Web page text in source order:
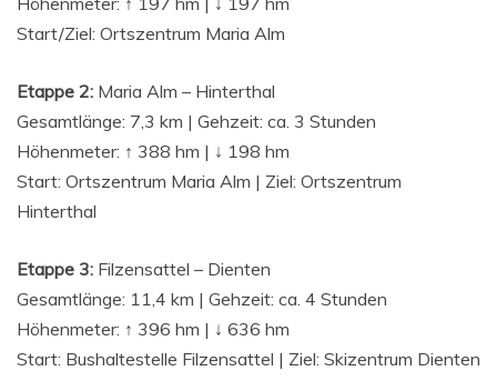
Start/Ziel: Orts­zen­trum Maria Alm
Etap­pe 2: Maria Alm – Hinterthal
Gesamt­län­ge: 7,3 km | Geh­zeit: ca. 3 Stunden
Höhen­me­ter: ↑ 388 hm | ↓ 198 hm
Start: Orts­zen­trum Maria Alm | Ziel: Orts­zen­trum
Hinterthal
Etap­pe 3: Fil­zen­sat­tel – Dienten
Gesamt­län­ge: 11,4 km | Geh­zeit: ca. 4 Stunden
Höhen­me­ter: ↑ 396 hm | ↓ 636 hm
Start: Bus­hal­te­stel­le Fil­zen­sat­tel | Ziel: Ski­zen­trum Dienten